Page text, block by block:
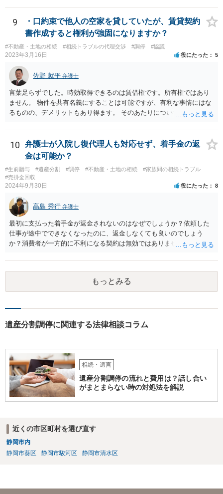
あり得ます。 今後の見通しを言わないで契約はできないです。依頼者
が納得できる説明を受けるべきです。
9
・口約束で他人の空家を貸していたが、賃貸契約
書作成すると権利が強固になりますか？
#不動産・土地の相続 #相続トラブルの代理交渉 #調停 #協議
2023年3月16日 役にたった 5
佐野 就平 弁護士
言葉足らずでした。時効取得できるのは賃借権です。所有権ではあり
ません。 物件を共有名義にすることは可能ですが、有利な事情にはな
るものの、デメリットもあり得ます。 そのあたりについては、お近く
10
弁護士が入院し復代理人も対応せず、着手金の返
金は可能か？
#生前贈与 #遺産分割 #調停 #不動産・土地の相続
#家族間の相続トラブル
#売掛金回収
2024年9月30日 役にたった 8
高島 秀行 弁護士
最初に支払った着手金が返金されないのはなぜでしょうか？依頼した
仕事が途中でできなくなったのに、返金しなくても良いのでしょう
か？消費者が一方的に不利になる契約は無効ではありませんか？
務があると思います。 倒れた弁護士が所属する弁護士会に相談さ
れた方がよいと思います。 倒れた弁護士は脳梗塞で倒れたようで
すが、 判断能力があり、復代理を倒れた弁護士の判断で復代理を
選任したのか 即ち、復代理人の選任は有効なのかという問題もあ
もっとみる
遺産分割調停に関連する法律相談コラム
相続・遺言
遺産分割調停の流れと費用は？話し合い
がまとまらない時の対処法を解説
近くの市区町村を選び直す
静岡市内
静岡市葵区
静岡市駿河区 静岡市清水区